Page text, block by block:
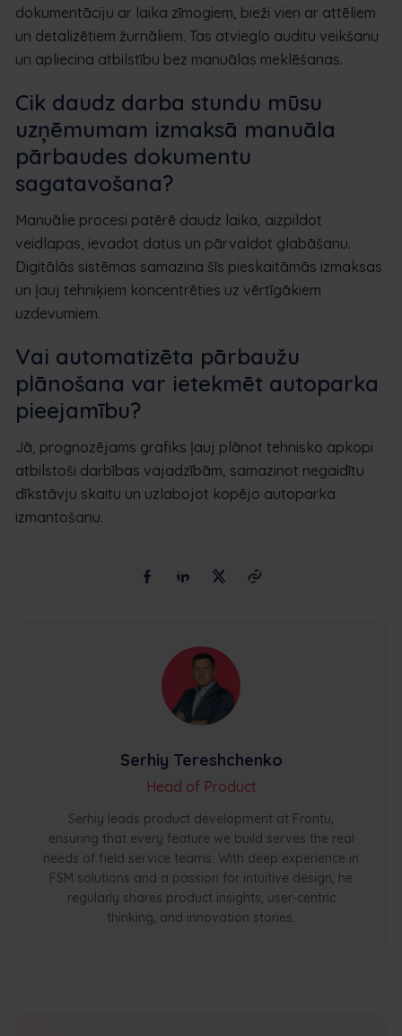
dokumentāciju ar laika zīmogiem, bieži vien ar attēliem
un detalizētiem žurnāliem. Tas atvieglo auditu veikšanu
un apliecina atbilstību bez manuālas meklēšanas.
Cik daudz darba stundu mūsu
uzņēmumam izmaksā manuāla
pārbaudes dokumentu
sagatavošana?
Manuālie procesi patērē daudz laika, aizpildot
veidlapas, ievadot datus un pārvaldot glabāšanu.
Digitālās sistēmas samazina šīs pieskaitāmās izmaksas
un ļauj tehniķiem koncentrēties uz vērtīgākiem
uzdevumiem.
Vai automatizēta pārbaužu
plānošana var ietekmēt autoparka
pieejamību?
Jā, prognozējams grafiks ļauj plānot tehnisko apkopi
atbilstoši darbības vajadzībām, samazinot negaidītu
dīkstāvju skaitu un uzlabojot kopējo autoparka
izmantošanu.
Serhiy Tereshchenko
Head of Product
Serhiy leads product development at Frontu,
ensuring that every feature we build serves the real
needs of field service teams. With deep experience in
FSM solutions and a passion for intuitive design, he
regularly shares product insights, user-centric
thinking, and innovation stories.